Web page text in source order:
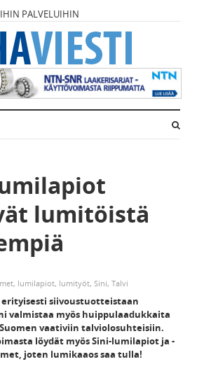
PALVELUIHIN
lumitöistä
, lumilapiot, lumityöt, Sini, Talvi
siivoustuotteistaan
valmistaa myös huippulaadukkaita
vaativiin talviolosuhteisiin.
löydät myös Sini-lumilapiot ja -
joten lumikaaos saa tulla!